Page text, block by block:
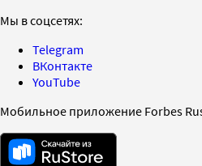
Мы в соцсетях:
Telegram
ВКонтакте
YouTube
Мобильное приложение Forbes